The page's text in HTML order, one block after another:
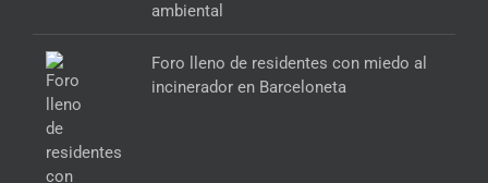
ambiental
Foro lleno de residentes con miedo al
incinerador en Barceloneta